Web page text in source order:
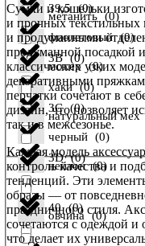
39,5 (0)
3B (0)
3C (0)
3D (0)
40 (0)
фиолетовый (0)
хаки (0)
черный (0)
метанить (0)
мохер (0)
натуральный мех
нейлон (0)
овчина (0)
Сумки и кошельки
и прочных текстильных
и продуманными
продуманной посадкой
классических узких
декоративными
перчатки сочетают в
дизайн, что позволяет
так и в межсезонье.
Каждая модель
контроль качества и
тенденций. Эти
образы — от
праздничного стиля.
сочетаются с одеждой и
что делает их